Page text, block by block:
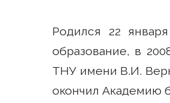
Родился 22
образование, в
ТНУ имени В.И.
окончил Академию